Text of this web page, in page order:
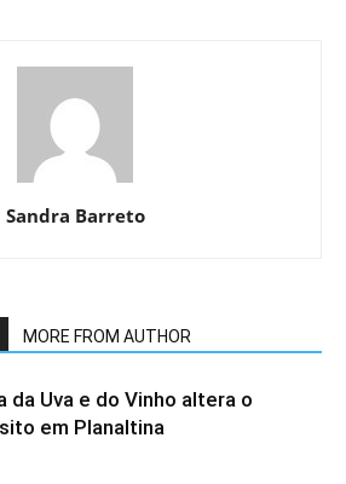
Sandra Barreto
MORE FROM AUTHOR
da Uva e do Vinho altera o
em Planaltina